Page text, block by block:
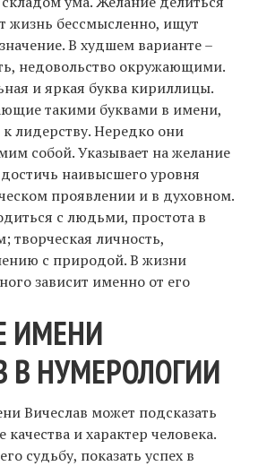
жизнь бессмысленно, ищут
В худшем варианте –
недовольство окружающими.
и яркая буква кириллицы.
такими буквами в имени,
к лидерству. Нередко они
собой. Указывает на желание
наивысшего уровня
проявлении и в духовном.
с людьми, простота в
творческая личность,
с природой. В жизни
зависит именно от его
ИМЕНИ
В НУМЕРОЛОГИИ
Вичеслав может подсказать
качества и характер человека.
судьбу, показать успех в